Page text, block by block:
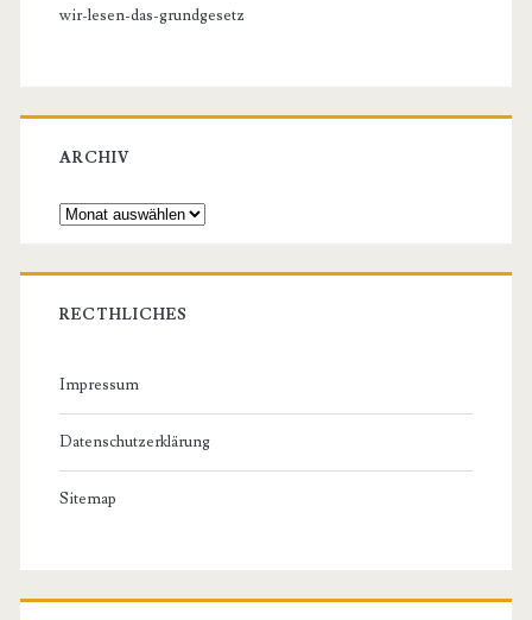
wir-lesen-das-grundgesetz
ARCHIV
Archiv
RECTHLICHES
Impressum
Datenschutzerklärung
Sitemap